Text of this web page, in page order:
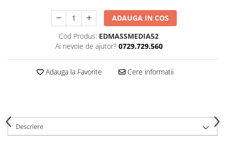
ADAUGA IN COS
Cod Produs: EDMASSMEDIA52
Ai nevoie de ajutor? 0729.729.560
Adauga la Favorite Cere informatii
Descriere